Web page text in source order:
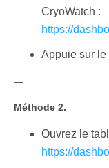
Français
CryoWatch :
https://
Appuie sur le
—
Méthode 2.
Ouvrez le
https://